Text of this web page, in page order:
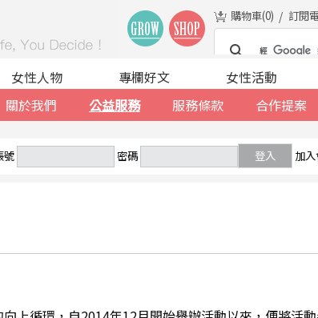
購物車(0) 訂閱
關於我們
公益服務 服務條款 合作提案
女性人物 專欄好文 女性活動
號 密碼 登入 加